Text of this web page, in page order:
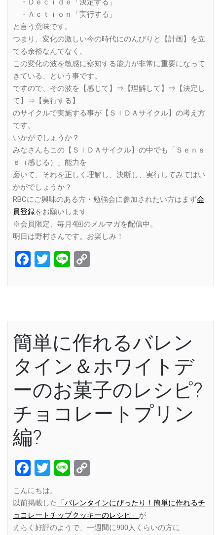
・Ｄｅｃｉｄｅ「決定する」
・Ａｃｔｉｏｎ「実行する」
と言う意味です。
つまり、変化の激しい今の時代にのんびりと【計画】を立
てる余裕なんてなく、
この変化の波を敏感に察知する能力が非常に重要になって
きている、という事です。
ですので、その波を【感じて】⇒【理解して】⇒【決定し
て】⇒【実行する】
のサイクルで実施する事が【ＳＩＤＡサイクル】の考え方
です。
いかがでしょうか？
みなさんもこの【ＳＩＤＡサイクル】の中でも「Ｓｅｎｓ
ｅ（感じる）」能力を
磨いて、それを正しく理解し、決断し、実行してみてはい
かがでしょうか？
RBCにご興味のある方・勉強会に参加されたい方はまず会
員登録をお願いします
※会員限定、毎月4回のメルマガを配信中。
明日は野村さんです。お楽しみ！
Facebook
Twitter
Line
簡単に作れるバレン
タイン＆ホワイトデ
ーのお菓子のレシピ?
チョコレートプリン
編?
Facebook
Twitter
Line
こんにちは。
以前掲載した
「バレンタインにぴったり！簡単に作れるチ
ョコレートチップクッキーのレシピ」 が
えらく好評のようで、一週間に900人くらいの方に